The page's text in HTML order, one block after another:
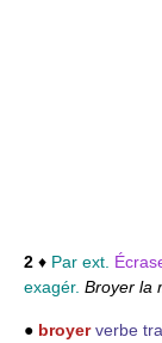
2 ♦ Par ext.
exagér. Broyer la
● broyer verbe